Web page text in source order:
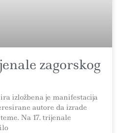
zagorskog
izložbena je manifestacija
autore da izrade
Na 17. trijenale